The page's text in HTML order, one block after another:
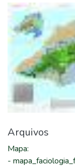
Arquivos
Mapa:
-